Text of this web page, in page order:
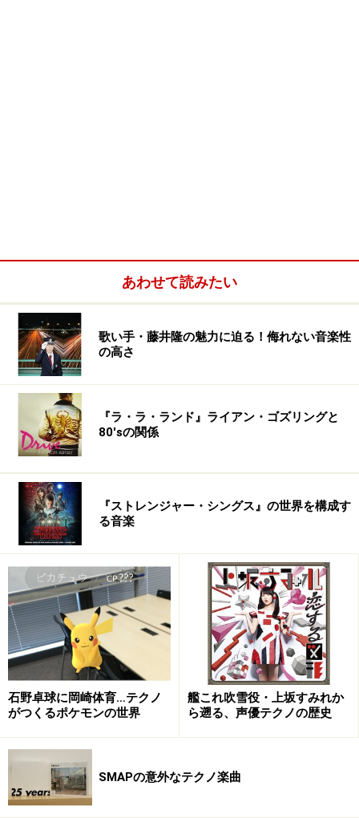
あわせて読みたい
歌い手・藤井隆の魅力に迫る！侮れない音楽性
の高さ
『ラ・ラ・ランド』ライアン・ゴズリングと
80'sの関係
『ストレンジャー・シングス』の世界を構成す
る音楽
石野卓球に岡崎体育…テクノ
がつくるポケモンの世界
艦これ吹雪役・上坂すみれか
ら遡る、声優テクノの歴史
SMAPの意外なテクノ楽曲